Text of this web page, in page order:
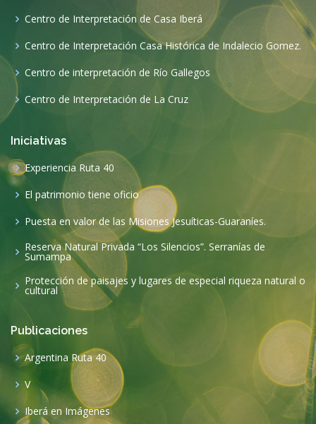
Centro de Interpretación de Casa Iberá
Centro de Interpretación Casa Histórica de Indalecio Gomez.
Centro de interpretación de Río Gallegos
Centro de Interpretación de La Cruz
Iniciativas
Experiencia Ruta 40
El patrimonio tiene oficio
Puesta en valor de las Misiones Jesuíticas-Guaraníes.
Reserva Natural Privada “Los Silencios”. Serranías de
Sumampa
Protección de paisajes y lugares de especial riqueza natural o
cultural
Publicaciones
Argentina Ruta 40
V
Iberá en Imágenes